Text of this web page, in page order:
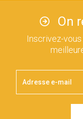
On
Inscrivez-